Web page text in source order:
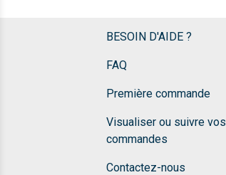
BESOIN D'AIDE ?
FAQ
Première commande
Visualiser ou suivre vos
commandes
Contactez-nous